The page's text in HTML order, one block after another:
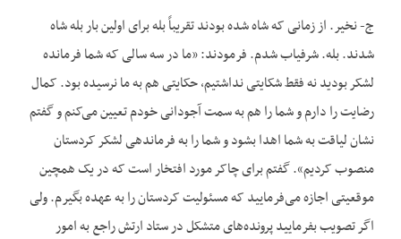
ج- نخیر. از زمانی که شاه شده بودند تقریباً بله برای اولین بار بله شاه
شدند. بله. شرفیاب شدم. فرمودند: «ما در سه سالی که شما فرمانده
لشکر بودید نه فقط شکایتی نداشتیم، حکایتی هم به ما نرسیده بود. کمال
رضایت را دارم و شما را هم به سمت آجودانی خودم تعیین می‌کنم و گفتم
نشان لیاقت به شما اهدا بشود و شما را به فرماندهی لشکر کردستان
منصوب کردیم». گفتم برای چاکر مورد افتخار است که در یک همچین
موقعیتی اجازه می‌فرمایید که مسئولیت کردستان را به عهده بگیرم. ولی
اگر تصویب بفرمایید پرونده‌های متشکل در ستاد ارتش راجع به امور